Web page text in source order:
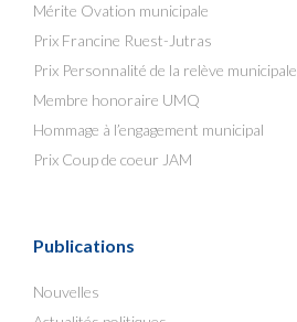
Mérite Ovation municipale
Prix Francine Ruest-Jutras
Prix Personnalité de la relève municipale
Membre honoraire UMQ
Hommage à l’engagement municipal
Prix Coup de coeur JAM
Publications
Nouvelles